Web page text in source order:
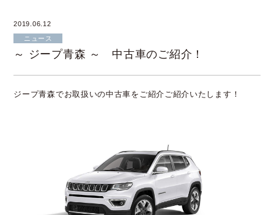
2019.06.12
ニュース
～ ジープ青森 ～ 中古車のご紹介！
ジープ青森でお取扱いの中古車をご紹介ご紹介いたします！